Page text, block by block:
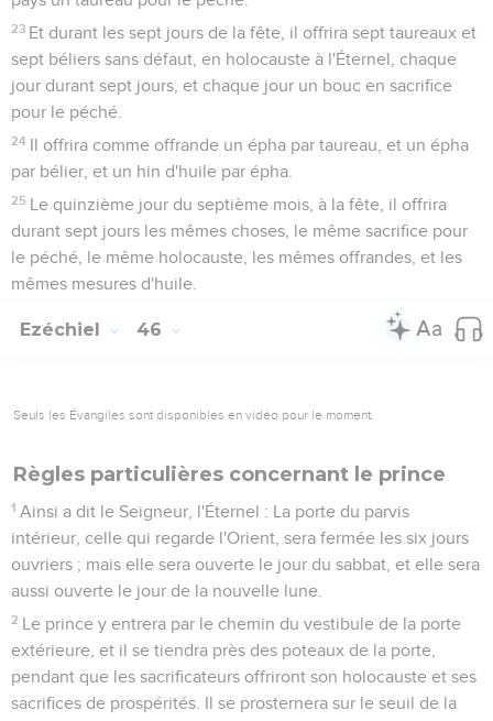
23 Et durant les sept jours de la fête, il offrira sept taureaux et
sept béliers sans défaut, en holocauste à l'Éternel, chaque
jour durant sept jours, et chaque jour un bouc en sacrifice
pour le péché.
24 Il offrira comme offrande un épha par taureau, et un épha
par bélier, et un hin d'huile par épha.
25 Le quinzième jour du septième mois, à la fête, il offrira
durant sept jours les mêmes choses, le même sacrifice pour
le péché, le même holocauste, les mêmes offrandes, et les
mêmes mesures d'huile.
Ezéchiel 46
Seuls les Évangiles sont disponibles en vidéo pour le moment.
Règles particulières concernant le prince
1 Ainsi a dit le Seigneur, l'Éternel : La porte du parvis
intérieur, celle qui regarde l'Orient, sera fermée les six jours
ouvriers ; mais elle sera ouverte le jour du sabbat, et elle sera
aussi ouverte le jour de la nouvelle lune.
2 Le prince y entrera par le chemin du vestibule de la porte
extérieure, et il se tiendra près des poteaux de la porte,
pendant que les sacrificateurs offriront son holocauste et ses
sacrifices de prospérités. Il se prosternera sur le seuil de la